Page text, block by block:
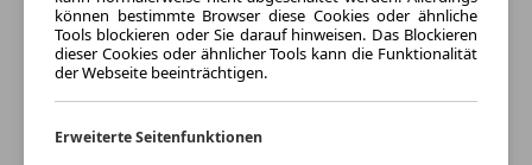
Listenpreis:
Von 70.865 € bis 95.225 €
Von 749 € bis 1.139 € pro
können bestimmte Browser diese Cookies oder ähnliche
Tools blockieren oder Sie darauf hinweisen. Das Blockieren
dieser Cookies oder ähnlicher Tools kann die Funktionalität
der Webseite beeinträchtigen.
Erweiterte Seitenfunktionen